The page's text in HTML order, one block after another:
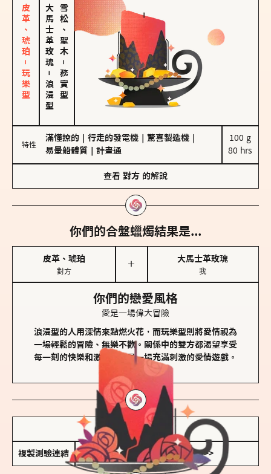
皮革、琥珀－玩樂型 大馬士革玫瑰
－
浪漫型
雪松、聖木
－
務實型
特性
滿懂撩的 行走的發電機 驚喜製造機
易暈船體質
計畫通
100 g
80 hrs
查看 對方 的解說
你們的合盤蠟燭結果是...
皮革、琥珀
對方
＋
大馬士革玫瑰
我
你們的戀愛風格
愛是一場偉大冒險
浪漫型的人用深情來點燃火花，而玩樂型則將愛情視為
一場輕鬆的冒險、無樂不歡。關係中的雙方都渴望享受
每一刻的快樂和激動，像是一場充滿刺激的愛情遊戲。
儲存我的結果圖
複製測驗連結 查看香氛類型全解析 >>>